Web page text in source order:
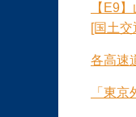
【E9
[国土交
各高速
「東